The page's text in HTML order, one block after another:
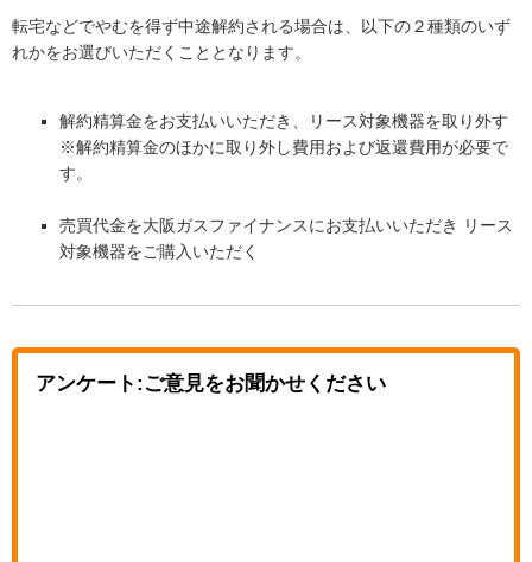
転宅などでやむを得ず中途解約される場合は、以下の２種類のいず
れかをお選びいただくこととなります。
解約精算金をお支払いいただき、リース対象機器を取り外す
※解約精算金のほかに取り外し費用および返還費用が必要で
す。
売買代金を大阪ガスファイナンスにお支払いいただき リース
対象機器をご購入いただく
アンケート:ご意見をお聞かせください